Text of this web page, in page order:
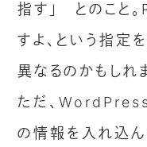
指す」 とのこと。
すよ、という指定
異なるのかもしれ
ただ、
の情報を入れ込ん